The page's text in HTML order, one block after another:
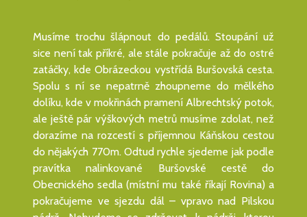
Musíme trochu šlápnout do pedálů. Stoupání už
sice není tak příkré, ale stále pokračuje až do ostré
zatáčky, kde Obrázeckou vystřídá Buršovská cesta.
Spolu s ní se nepatrně zhoupneme do mělkého
dolíku, kde v mokřinách pramení Albrechtský potok,
ale ještě pár výškových metrů musíme zdolat, než
dorazíme na rozcestí s příjemnou Káňskou cestou
do nějakých 770m. Odtud rychle sjedeme jak podle
pravítka nalinkované Buršovské cestě do
Obecnického sedla (místní mu také říkají Rovina) a
pokračujeme ve sjezdu dál – vpravo nad Pilskou